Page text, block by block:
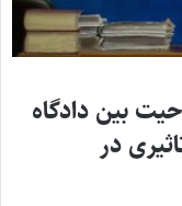
بین دادگاه
در